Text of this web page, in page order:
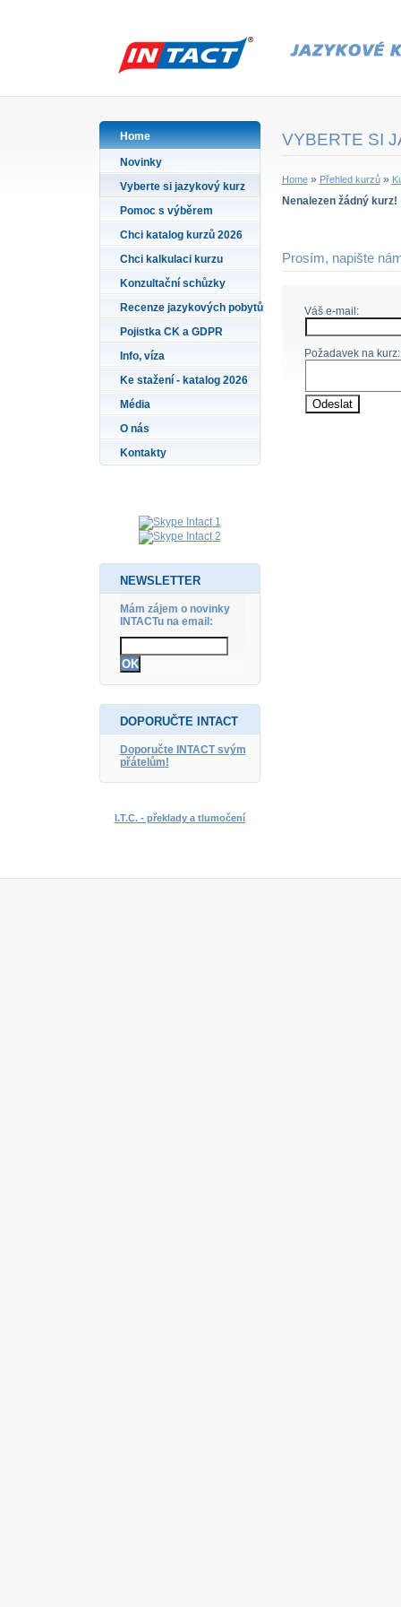
Home
Novinky
Vyberte si jazykový kurz
Pomoc s výběrem
Chci katalog kurzů 2026
Chci kalkulaci kurzu
Konzultační schůzky
Recenze jazykových pobytů
Pojistka CK a GDPR
Info, víza
Ke stažení - katalog 2026
Média
O nás
Kontakty
NEWSLETTER
Mám zájem o novinky
INTACTu na email:
DOPORUČTE INTACT
Doporučte INTACT svým
přátelům!
I.T.C. - překlady a tlumočení
VYBERTE SI
Home» Přehled kurzů»
Nenalezen žádný kurz!
Prosím, napište
Váš e-mail:
Požadavek na kurz: